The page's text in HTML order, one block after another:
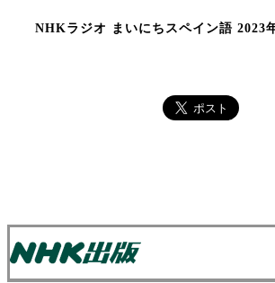
NHKラジオ まいにちスペイン語 2023